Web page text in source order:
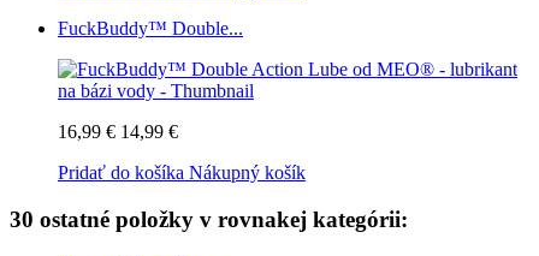
FuckBuddy™ Double...
16,99 € 14,99 €
Pridať do košíka Nákupný košík
30 ostatné položky v rovnakej kategórii: